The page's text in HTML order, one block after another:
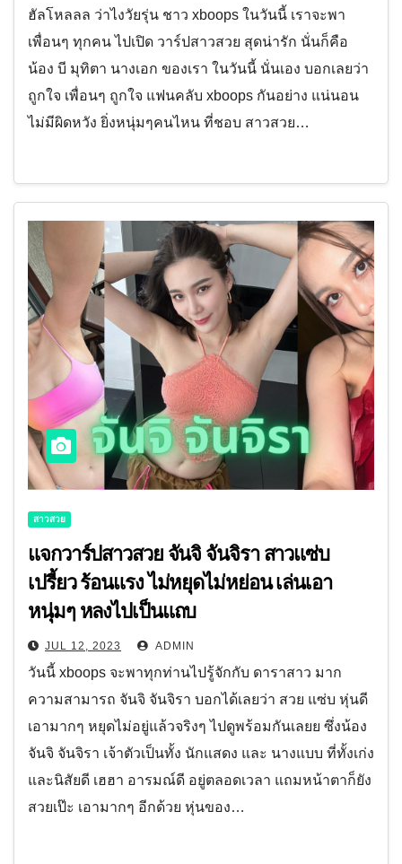
ฮัลโหลลล ว่าไงวัยรุ่น ชาว xboops ในวันนี้ เราจะพา
เพื่อนๆ ทุกคน ไปเปิด วาร์ปสาวสวย สุดน่ารัก นั่นก็คือ
น้อง บี มุทิตา นางเอก ของเรา ในวันนี้ นั่นเอง บอกเลยว่า
ถูกใจ เพื่อนๆ ถูกใจ แฟนคลับ xboops กันอย่าง แน่นอน
ไม่มีผิดหวัง ยิ่งหนุ่มๆคนไหน ที่ชอบ สาวสวย…
สาวสวย
แจกวาร์ปสาวสวย จันจิ จันจิรา สาวแซ่บ
เปรี้ยว ร้อนแรง ไม่หยุดไม่หย่อน เล่นเอา
หนุ่มๆ หลงไปเป็นแถบ
JUL 12, 2023 ADMIN
วันนี้ xboops จะพาทุกท่านไปรู้จักกับ ดาราสาว มาก
ความสามารถ จันจิ จันจิรา บอกได้เลยว่า สวย แซ่บ หุ่นดี
เอามากๆ หยุดไม่อยู่แล้วจริงๆ ไปดูพร้อมกันเลยย ซึ่งน้อง
จันจิ จันจิรา เจ้าตัวเป็นทั้ง นักแสดง และ นางแบบ ที่ทั้งเก่ง
และนิสัยดี เฮฮา อารมณ์ดี อยู่ตลอดเวลา แถมหน้าตาก็ยัง
สวยเป๊ะ เอามากๆ อีกด้วย หุ่นของ…